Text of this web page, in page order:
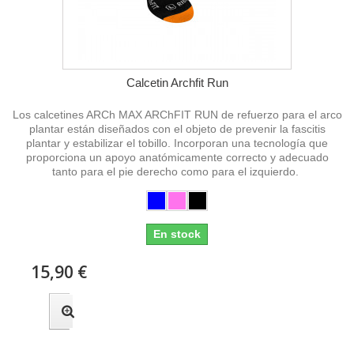
Calcetin Archfit Run
Los calcetines ARCh MAX ARChFIT RUN de refuerzo para el arco
plantar están diseñados con el objeto de prevenir la fascitis
plantar y estabilizar el tobillo. Incorporan una tecnología que
proporciona un apoyo anatómicamente correcto y adecuado
tanto para el pie derecho como para el izquierdo.
En stock
15,90 €